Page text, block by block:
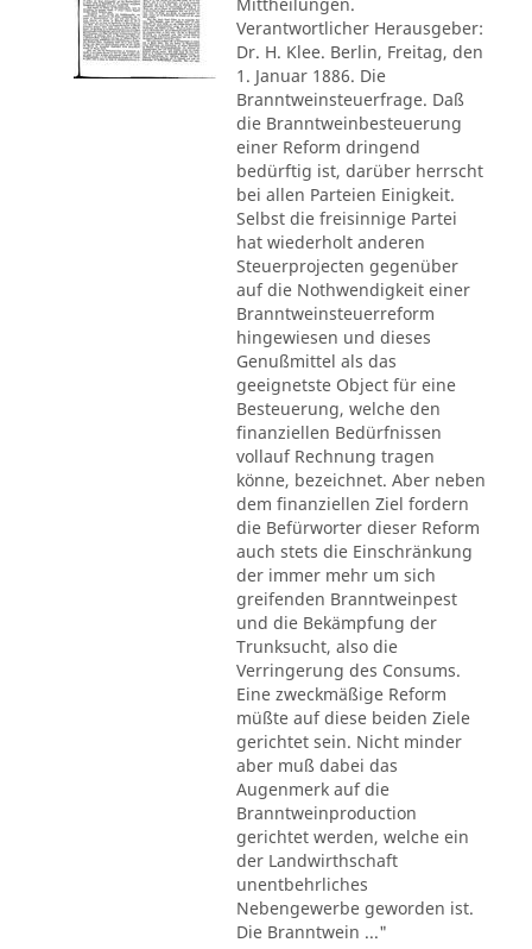
Verantwortlicher Herausgeber:
Dr. H. Klee. Berlin, Freitag, den
1. Januar 1886. Die
Branntweinsteuerfrage. Daß
die Branntweinbesteuerung
einer Reform dringend
bedürftig ist, darüber herrscht
bei allen Parteien Einigkeit.
Selbst die freisinnige Partei
hat wiederholt anderen
Steuerprojecten gegenüber
auf die Nothwendigkeit einer
Branntweinsteuerreform
hingewiesen und dieses
Genußmittel als das
geeignetste Object für eine
Besteuerung, welche den
finanziellen Bedürfnissen
vollauf Rechnung tragen
könne, bezeichnet. Aber neben
dem finanziellen Ziel fordern
die Befürworter dieser Reform
auch stets die Einschränkung
der immer mehr um sich
greifenden Branntweinpest
und die Bekämpfung der
Trunksucht, also die
Verringerung des Consums.
Eine zweckmäßige Reform
müßte auf diese beiden Ziele
gerichtet sein. Nicht minder
aber muß dabei das
Augenmerk auf die
Branntweinproduction
gerichtet werden, welche ein
der Landwirthschaft
unentbehrliches
Nebengewerbe geworden ist.
Die Branntwein ..."